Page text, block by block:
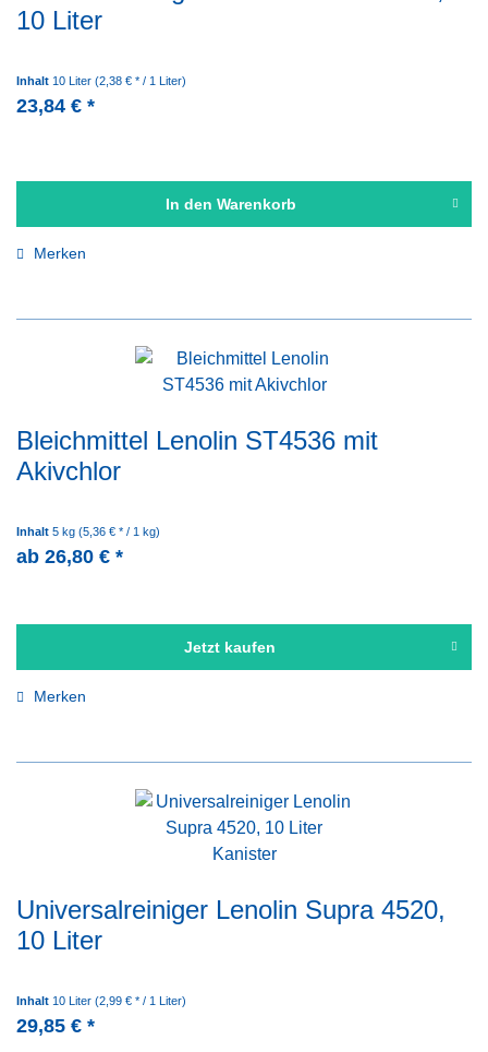
10 Liter
Inhalt 10 Liter (2,38 € * / 1 Liter)
23,84 € *
In den Warenkorb
Merken
Bleichmittel Lenolin ST4536 mit
Akivchlor
Inhalt 5 kg (5,36 € * / 1 kg)
ab 26,80 € *
Jetzt kaufen
Merken
Universalreiniger Lenolin Supra 4520,
10 Liter
Inhalt 10 Liter (2,99 € * / 1 Liter)
29,85 € *